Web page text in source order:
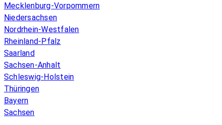
Mecklenburg-Vorpommern
Niedersachsen
Nordrhein-Westfalen
Rheinland-Pfalz
Saarland
Sachsen-Anhalt
Schleswig-Holstein
Thüringen
Bayern
Sachsen